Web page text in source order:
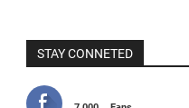
STAY CONNETED